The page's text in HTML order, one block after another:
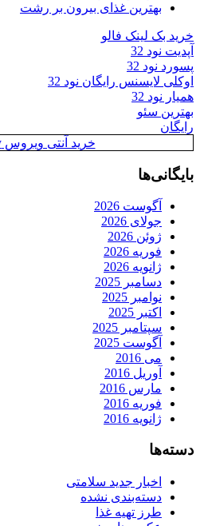
بهترین غذای بیرون بر رشت
خرید بک لینک فالو
آپدیت نود 32
پسورد نود 32
اوکلی لایسنس رایگان نود 32
همیار نود 32
بهترین سئو
رایگان
خرید آنتی ویروس Kaspersky
بایگانی‌ها
آگوست 2026
جولای 2026
ژوئن 2026
فوریه 2026
ژانویه 2026
دسامبر 2025
نوامبر 2025
اکتبر 2025
سپتامبر 2025
آگوست 2025
می 2016
آوریل 2016
مارس 2016
فوریه 2016
ژانویه 2016
دسته‌ها
اخبار جدید سلامتی
دسته‌بندی نشده
طرز تهیه غذا